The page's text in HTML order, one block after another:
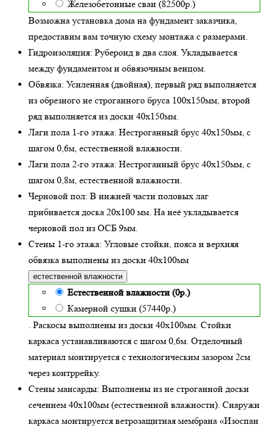
Железобетонные сваи (82500р.)
Возможна установка дома на фундамент заказчика,
предоставим вам точную схему монтажа с размерами.
Гидроизоляция: Рубероид в два слоя. Укладывается
между фундаментом и обвязочным венцом.
Обвязка: Усиленная (двойная), первый ряд выполняется
из обрезного не строганного бруса 100х150мм, второй
ряд выполняется из доски 40х150мм.
Лаги пола 1-го этажа: Нестроганный брус 40х150мм, с
шагом 0,6м, естественной влажности.
Лаги пола 2-го этажа: Нестроганный брус 40х150мм, с
шагом 0,8м, естественной влажности.
Черновой пол: В нижней части половых лаг
прибивается доска 20х100 мм. На неё укладывается
черновой пол из ОСБ 9мм.
Стены 1-го этажа: Угловые стойки, пояса и верхняя
обвязка выполнены из доски 40х100мм
естественной влажности
Естественной влажности (0р.)
Камерной сушки (57440р.)
. Раскосы выполнены из доски 40х100мм. Стойки
каркаса устанавливаются с шагом 0,6м. Отделочный
материал монтируется с технологическим зазором 2см
через контррейку.
Стены мансарды: Выполнены из не строганной доски
сечением 40х100мм (естественной влажности). Снаружи
каркаса монтируется ветрозащитная мембрана «Изоспан